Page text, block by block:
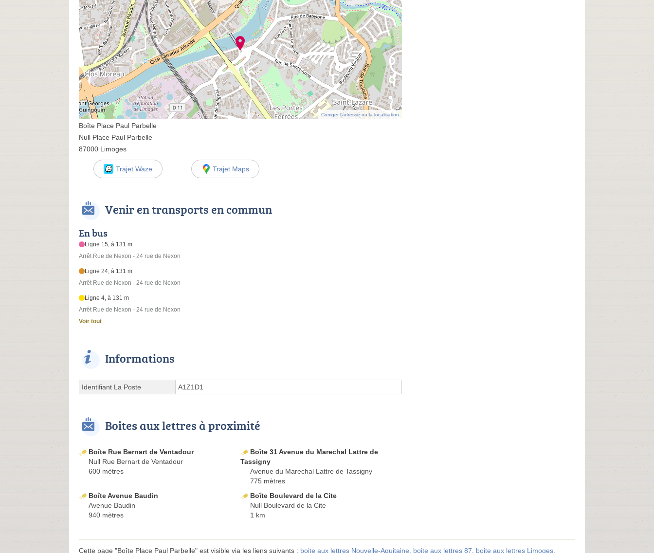
Corriger l’adresse ou la localisation
Boîte Place Paul Parbelle
Null Place Paul Parbelle
87000 Limoges
Trajet Waze Trajet Maps
Venir en transports en commun
En bus
Ligne 15, à 131 m
Arrêt Rue de Nexon - 24 rue de Nexon
Ligne 24, à 131 m
Arrêt Rue de Nexon - 24 rue de Nexon
Ligne 4, à 131 m
Arrêt Rue de Nexon - 24 rue de Nexon
Voir tout
Informations
Identifiant La Poste A1Z1D1
Boites aux lettres à proximité
Boîte Rue Bernart de Ventadour
Null Rue Bernart de Ventadour
600 mètres
Boîte 31 Avenue du Marechal Lattre de
Tassigny
Avenue du Marechal Lattre de Tassigny
775 mètres
Boîte Avenue Baudin
Avenue Baudin
940 mètres
Boîte Boulevard de la Cite
Null Boulevard de la Cite
1 km
Cette page "Boîte Place Paul Parbelle" est visible via les liens suivants : boite aux lettres Nouvelle-Aquitaine, boite aux lettres 87, boite aux lettres Limoges.